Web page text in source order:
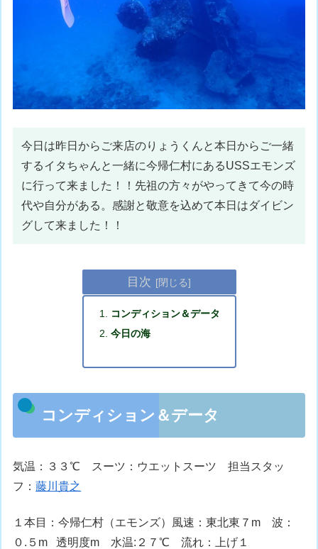
今日は昨日からご来店のりょうくんと本日からご一緒
するイタちゃんと一緒に今帰仁村にあるUSSエモンズ
に行って来ました！！先祖の方々がやってきて今の時
代や自分がある。感謝と敬意を込めて本日はダイビン
グして来ました！！
目次
コンディション＆データ
今日の海
コンディション＆データ
気温：３３℃ スーツ：ウエットスーツ 担当スタッ
フ：藤川貴之
１本目：今帰仁村（エモンズ）風速：東北東７m 波：
０.５m 透明度m 水温:２７℃ 流れ：上げ１